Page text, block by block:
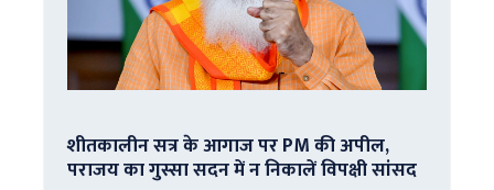
शीतकालीन सत्र के आगाज पर PM की अपील,
पराजय का गुस्सा सदन में न निकालें विपक्षी सांसद